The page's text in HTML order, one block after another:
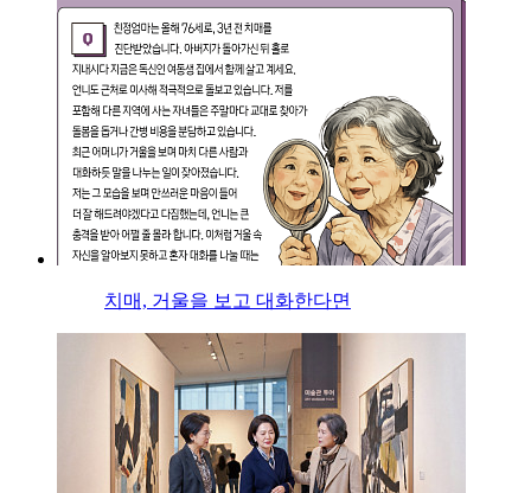
치매, 거울을 보고 대화한다면